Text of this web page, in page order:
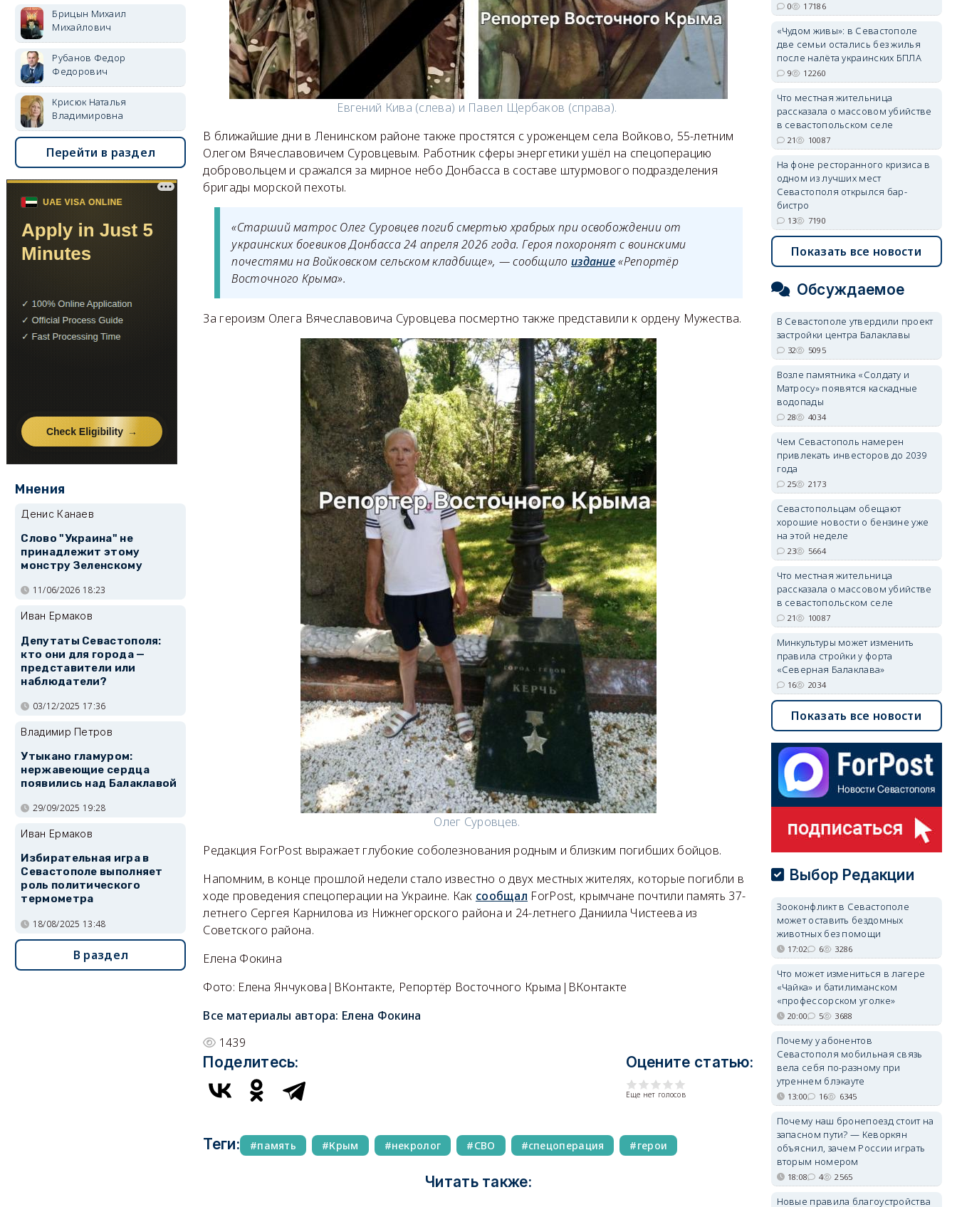
Евгений Кива (слева) и Павел Щербаков (справа).
В ближайшие дни в Ленинском районе также простятся с уроженцем села Войково, 55-летним
Олегом Вячеславовичем Суровцевым. Работник сферы энергетики ушёл на спецоперацию
добровольцем и сражался за мирное небо Донбасса в составе штурмового подразделения
бригады морской пехоты.
«Старший матрос Олег Суровцев погиб смертью храбрых при освобождении от
украинских боевиков Донбасса 24 апреля 2026 года. Героя похоронят с воинскими
почестями на Войковском сельском кладбище», — сообщило издание«Репортёр
Восточного Крыма».
За героизм Олега Вячеславовича Суровцева посмертно также представили к ордену Мужества.
Олег Суровцев.
Редакция ForPost выражает глубокие соболезнования родным и близким погибших бойцов.
Напомним, в конце прошлой недели стало известно о двух местных жителях, которые погибли в
ходе проведения спецоперации на Украине. Как сообщал ForPost, крымчане почтили память 37-
летнего Сергея Карнилова из Нижнегорского района и 24-летнего Даниила Чистеева из
Советского района.
Елена Фокина
Фото: Елена Янчукова|ВКонтакте, Репортёр Восточного Крыма|ВКонтакте
Все материалы автора: Елена Фокина
1439
Поделитесь: Оцените статью:
Еще нет голосов
Теги: память Крым некролог СВО спецоперация герои
Читать также:
Брицын Михаил
Михайлович
Рубанов Федор
Федорович
Крисюк Наталья
Владимировна
Перейти в раздел
Мнения
Денис Канаев
Слово "Украина" не
принадлежит этому
монстру Зеленскому
11/06/2026 18:23
Иван Ермаков
Депутаты Севастополя:
кто они для города —
представители или
наблюдатели?
03/12/2025 17:36
Владимир Петров
Утыкано гламуром:
нержавеющие сердца
появились над Балаклавой
29/09/2025 19:28
Иван Ермаков
Избирательная игра в
Севастополе выполняет
роль политического
термометра
18/08/2025 13:48
В раздел
0 17186
«Чудом живы»: в Севастополе
две семьи остались без жилья
после налёта украинских БПЛА
9 12260
Что местная жительница
рассказала о массовом убийстве
в севастопольском селе
21 10087
На фоне ресторанного кризиса в
одном из лучших мест
Севастополя открылся бар-
бистро
13 7190
Показать все новости
Обсуждаемое
В Севастополе утвердили проект
застройки центра Балаклавы
32 5095
Возле памятника «Солдату и
Матросу» появятся каскадные
водопады
28 4034
Чем Севастополь намерен
привлекать инвесторов до 2039
года
25 2173
Севастопольцам обещают
хорошие новости о бензине уже
на этой неделе
23 5664
Что местная жительница
рассказала о массовом убийстве
в севастопольском селе
21 10087
Минкультуры может изменить
правила стройки у форта
«Северная Балаклава»
16 2034
Показать все новости
Выбор Редакции
Зооконфликт в Севастополе
может оставить бездомных
животных без помощи
17:02 6 3286
Что может измениться в лагере
«Чайка» и батилиманском
«профессорском уголке»
20:00 5 3688
Почему у абонентов
Севастополя мобильная связь
вела себя по-разному при
утреннем блэкауте
13:00 16 6345
Почему наш бронепоезд стоит на
запасном пути? — Кеворкян
объяснил, зачем России играть
вторым номером
18:08 4 2565
Новые правила благоустройства